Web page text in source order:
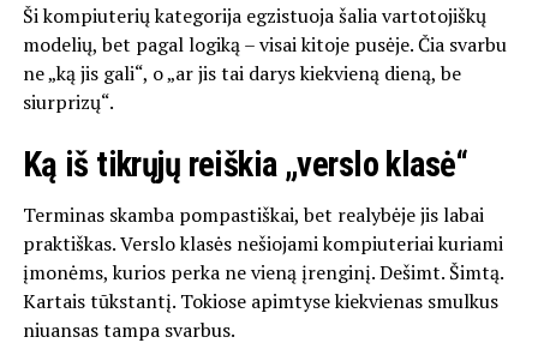
Ši kompiuterių kategorija egzistuoja šalia vartotojiškų
modelių, bet pagal logiką – visai kitoje pusėje. Čia svarbu
ne „ką jis gali“, o „ar jis tai darys kiekvieną dieną, be
siurprizų“.
Ką iš tikrųjų reiškia „verslo klasė“
Terminas skamba pompastiškai, bet realybėje jis labai
praktiškas. Verslo klasės nešiojami kompiuteriai kuriami
įmonėms, kurios perka ne vieną įrenginį. Dešimt. Šimtą.
Kartais tūkstantį. Tokiose apimtyse kiekvienas smulkus
niuansas tampa svarbus.